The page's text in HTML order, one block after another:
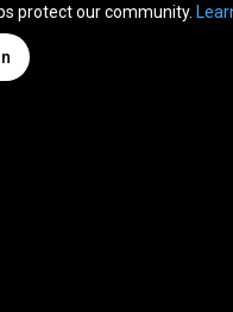
protect our community.